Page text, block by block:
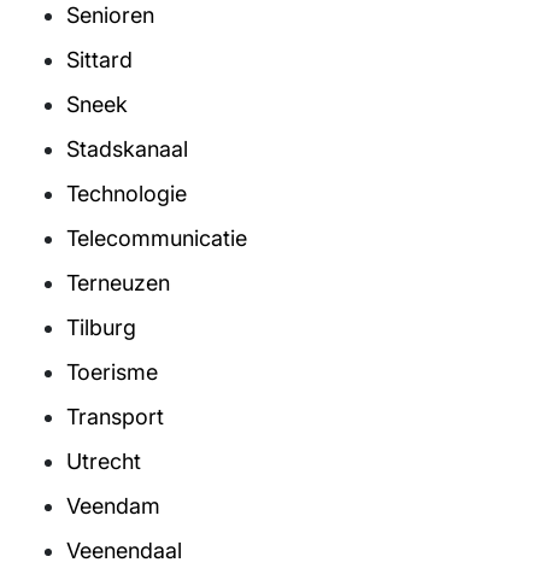
Senioren
Sittard
Sneek
Stadskanaal
Technologie
Telecommunicatie
Terneuzen
Tilburg
Toerisme
Transport
Utrecht
Veendam
Veenendaal